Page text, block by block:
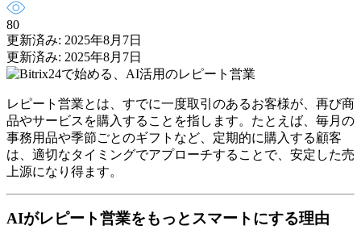
80
更新済み: 2025年8月7日
更新済み: 2025年8月7日
レピート営業とは、すでに一度取引のあるお客様が、再び商
品やサービスを購入することを指します。たとえば、毎月の
事務用品や季節ごとのギフトなど、定期的に購入する顧客
は、適切なタイミングでアプローチすることで、安定した売
上源になり得ます。
AIがレピート営業をもっとスマートにする理由